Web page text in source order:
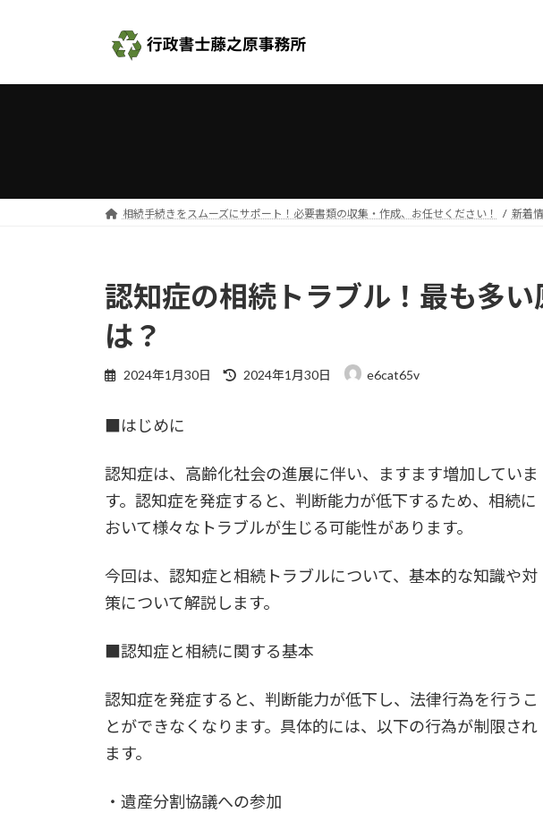
プ
動
相続手続きをスムーズにサポート！必要書類の収集・作成、お任せください！ 新着
認知症の相続トラブル！最も多
は？
2024年1月30日
最
:
2024年1月30日 e6cat65v
■はじめに
認知症は、高齢化社会の進展に伴い、ますます増加していま
す。認知症を発症すると、判断能力が低下するため、相続に
おいて様々なトラブルが生じる可能性があります。
今回は、認知症と相続トラブルについて、基本的な知識や対
策について解説します。
■認知症と相続に関する基本
認知症を発症すると、判断能力が低下し、法律行為を行うこ
とができなくなります。具体的には、以下の行為が制限され
ます。
・遺産分割協議への参加